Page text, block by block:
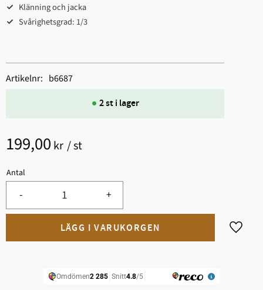
Klänning och jacka
Svårighetsgrad: 1/3
199,00 kr /st
Antal
+
-
Lägg
2 st i lager
Artikelnr b6687